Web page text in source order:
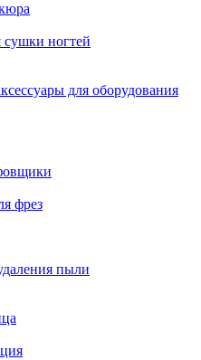
ногтей
для оборудования
фрез
пыли